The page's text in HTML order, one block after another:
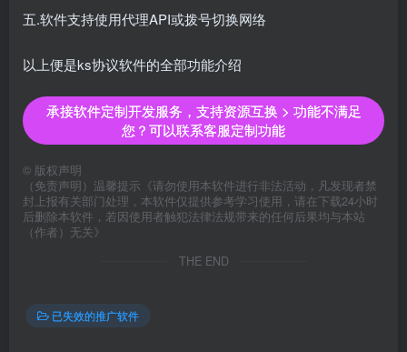
五.软件支持使用代理API或拨号切换网络
以上便是ks协议软件的全部功能介绍
承接软件定制开发服务，支持资源互换 > 功能不满足
您？可以联系客服定制功能
© 版权声明
（免责声明）温馨提示《请勿使用本软件进行非法活动，凡发现者禁
封上报有关部门处理，本软件仅提供参考学习使用，请在下载24小时
后删除本软件，若因使用者触犯法律法规带来的任何后果均与本站
（作者）无关》
THE END
已失效的推广软件